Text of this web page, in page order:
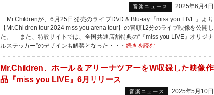
音楽ニュース
2025年6月4日
Mr.Childrenが、6月25日発売のライブDVD＆Blu-ray『miss you LIVE』より
【Mr.Children tour 2024 miss you arena tour】の冒頭12分のライブ映像を公開し
た。 また、特設サイトでは、全国共通店舗特典の“『miss you LIVE』オリジナ
ルステッカー”のデザインも解禁となった・・・ 続きを読む
Mr.Children、ホール＆アリーナツアーをW収録した映像作
品『miss you LIVE』6月リリース
音楽ニュース
2025年5月10日